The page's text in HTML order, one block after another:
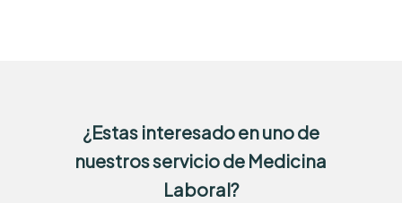
¿Estas interesado en uno de
nuestros servicio de Medicina
Laboral?